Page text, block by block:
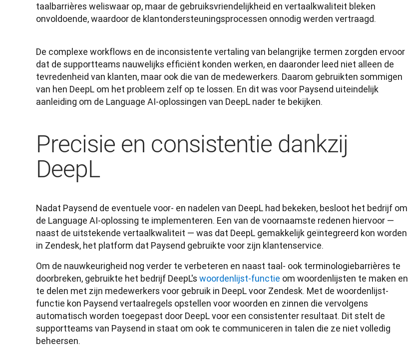
taalbarrières weliswaar op, maar de gebruiksvriendelijkheid en vertaalkwaliteit bleken
onvoldoende, waardoor de klantondersteuningsprocessen onnodig werden vertraagd.
De complexe workflows en de inconsistente vertaling van belangrijke termen zorgden ervoor
dat de supportteams nauwelijks efficiënt konden werken, en daaronder leed niet alleen de
tevredenheid van klanten, maar ook die van de medewerkers. Daarom gebruikten sommigen
van hen DeepL om het probleem zelf op te lossen. En dit was voor Paysend uiteindelijk
aanleiding om de Language AI-oplossingen van DeepL nader te bekijken.
Precisie en consistentie dankzij
DeepL
Nadat Paysend de eventuele voor- en nadelen van DeepL had bekeken, besloot het bedrijf om
de Language AI-oplossing te implementeren. Een van de voornaamste redenen hiervoor —
naast de uitstekende vertaalkwaliteit — was dat DeepL gemakkelijk geïntegreerd kon worden
Om de nauwkeurigheid nog verder te verbeteren en naast taal- ook terminologiebarrières te
doorbreken, gebruikte het bedrijf DeepL's woordenlijst-functie om woordenlijsten te maken en
te delen met zijn medewerkers voor gebruik in DeepL voor Zendesk. Met de woordenlijst-
functie kon Paysend vertaalregels opstellen voor woorden en zinnen die vervolgens
automatisch worden toegepast door DeepL voor een consistenter resultaat. Dit stelt de
supportteams van Paysend in staat om ook te communiceren in talen die ze niet volledig
beheersen.